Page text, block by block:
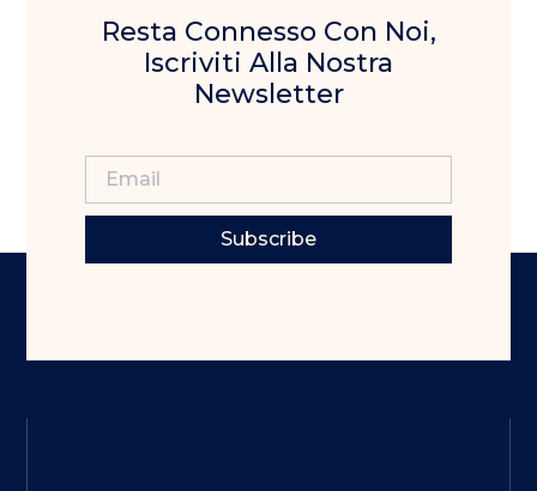
Resta Connesso Con Noi,
Iscriviti Alla Nostra
Newsletter
Subscribe